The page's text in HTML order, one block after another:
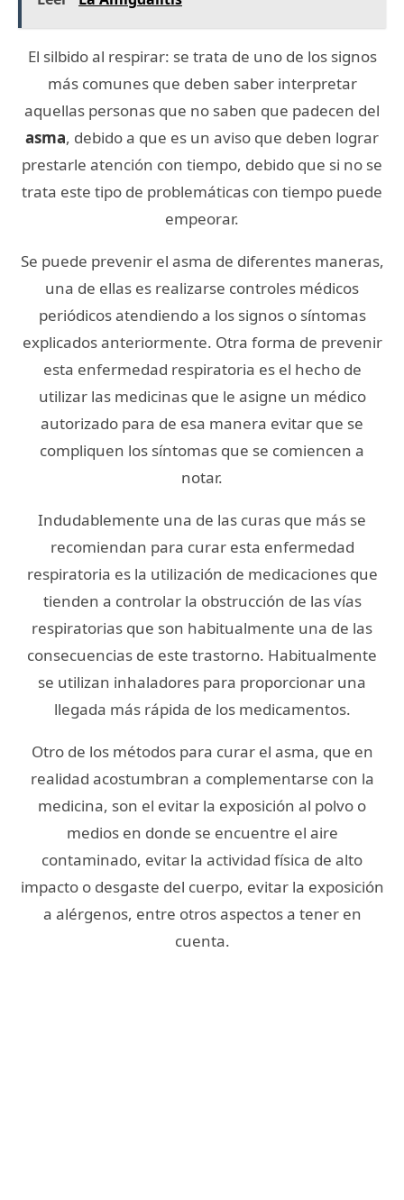
El silbido al respirar: se trata de uno de los signos
más comunes que deben saber interpretar
aquellas personas que no saben que padecen del
asma, debido a que es un aviso que deben lograr
prestarle atención con tiempo, debido que si no se
trata este tipo de problemáticas con tiempo puede
empeorar.
Se puede prevenir el asma de diferentes maneras,
una de ellas es realizarse controles médicos
periódicos atendiendo a los signos o síntomas
explicados anteriormente. Otra forma de prevenir
esta enfermedad respiratoria es el hecho de
utilizar las medicinas que le asigne un médico
autorizado para de esa manera evitar que se
compliquen los síntomas que se comiencen a
notar.
Indudablemente una de las curas que más se
recomiendan para curar esta enfermedad
respiratoria es la utilización de medicaciones que
tienden a controlar la obstrucción de las vías
respiratorias que son habitualmente una de las
consecuencias de este trastorno. Habitualmente
se utilizan inhaladores para proporcionar una
llegada más rápida de los medicamentos.
Otro de los métodos para curar el asma, que en
realidad acostumbran a complementarse con la
medicina, son el evitar la exposición al polvo o
medios en donde se encuentre el aire
contaminado, evitar la actividad física de alto
impacto o desgaste del cuerpo, evitar la exposición
a alérgenos, entre otros aspectos a tener en
cuenta.